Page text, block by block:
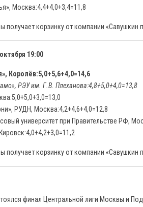
Москва:4,4+4,0+3,4=11,8
получает корзинку от компании «Савушкин
19:00
Королёв:5,0+5,6+4,0=14,6
РЭУ им. Г.В. Плеханова:4,8+5,0+4,0=13,8
РУДН, Москва:4,2+4,6+4,0=12,8
университет при Правительстве РФ,
получает корзинку от компании «Савушкин
финал Центральной лиги Москвы и